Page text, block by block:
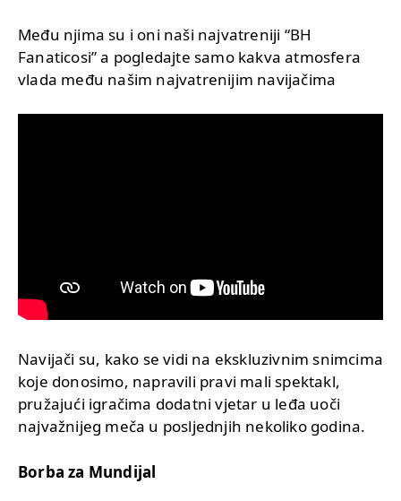
Među njima su i oni naši najvatreniji “BH
Fanaticosi” a pogledajte samo kakva atmosfera
vlada među našim najvatrenijim navijačima
Navijači su, kako se vidi na ekskluzivnim snimcima
koje donosimo, napravili pravi mali spektakl,
pružajući igračima dodatni vjetar u leđa uoči
najvažnijeg meča u posljednjih nekoliko godina.
Borba za Mundijal